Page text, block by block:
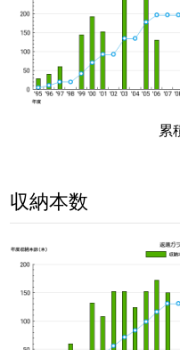
累
収納本数